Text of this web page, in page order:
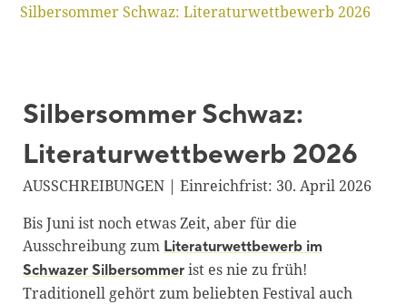
Silbersommer Schwaz: Literaturwettbewerb 2026
Silbersommer Schwaz:
Literaturwettbewerb 2026
AUSSCHREIBUNGEN | Einreichfrist: 30. April 2026
Bis Juni ist noch etwas Zeit, aber für die
Ausschreibung zum Literaturwettbewerb im
Schwazer Silbersommerist es nie zu früh!
Traditionell gehört zum beliebten Festival auch
Kontakt
Blackboard
Bibliothek
Presse
Newsletter